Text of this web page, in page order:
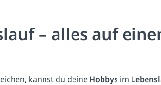
– alles auf
kannst du deine Hobbys im